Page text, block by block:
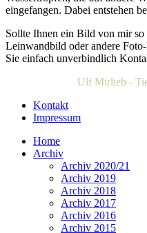
eingefangen. Dabei entstehen
Sollte Ihnen ein Bild von mir so
Leinwandbild oder andere
Sie einfach unverbindlich
Ulf Mirlieb -
Kontakt
Impressum
Home
Archiv
Archiv 2020/21
Archiv 2019
Archiv 2018
Archiv 2017
Archiv 2016
Archiv 2015